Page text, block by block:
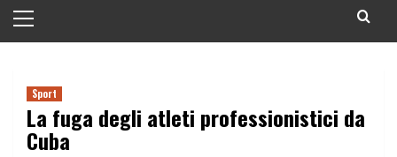
principale
Sport
La fuga degli atleti professionistici da
Cuba